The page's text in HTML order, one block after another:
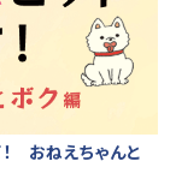
おねえちゃんと